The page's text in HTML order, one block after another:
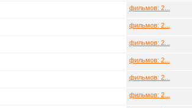
фильмов: 2...
фильмов: 2...
фильмов: 2...
фильмов: 2...
фильмов: 2...
фильмов: 2...